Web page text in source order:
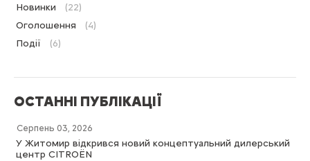
Новинки
(22)
Оголошення
(4)
Події
(6)
ОСТАННІ ПУБЛІКАЦІЇ
Серпень 03, 2026
У Житомир відкрився новий концептуальний дилерський
центр CITROËN